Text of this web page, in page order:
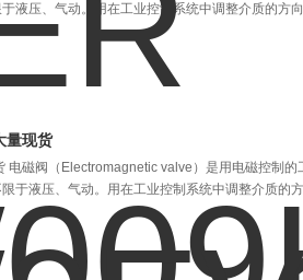
液压、气动。用在工业控制系统中调整介质的方
量现货
磁阀（Electromagnetic valve）是用电磁控制的
于液压、气动。用在工业控制系统中调整介质的